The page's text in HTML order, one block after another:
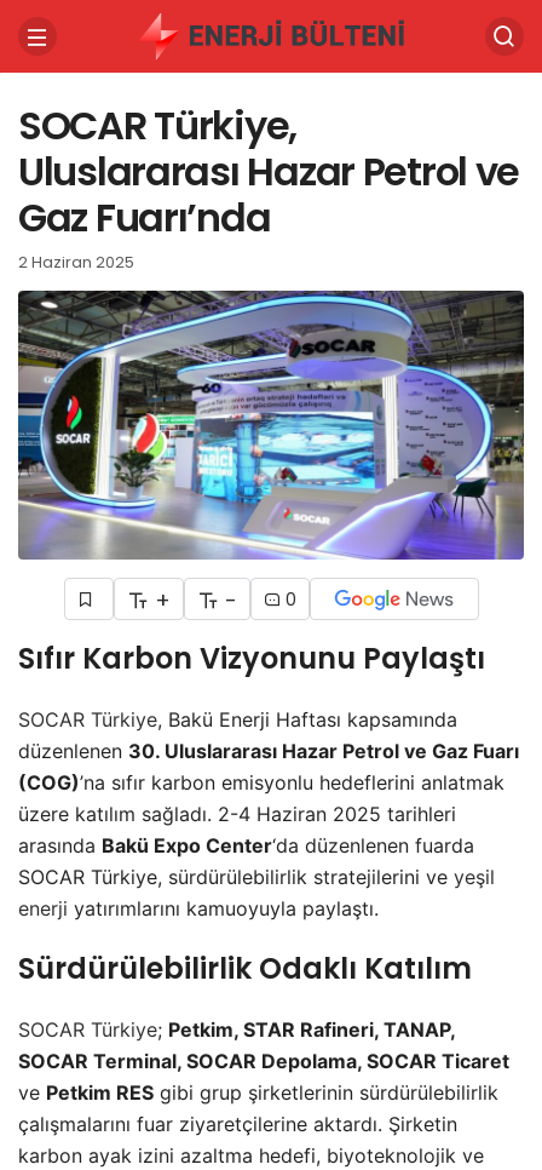
SOCAR Türkiye,
Uluslararası Hazar Petrol ve
Gaz Fuarı’nda
2 Haziran 2025
+ - 0
Sıfır Karbon Vizyonunu Paylaştı
SOCAR Türkiye, Bakü Enerji Haftası kapsamında
düzenlenen 30. Uluslararası Hazar Petrol ve Gaz Fuarı
(COG)’na sıfır karbon emisyonlu hedeflerini anlatmak
üzere katılım sağladı. 2-4 Haziran 2025 tarihleri
arasında Bakü Expo Center‘da düzenlenen fuarda
SOCAR Türkiye, sürdürülebilirlik stratejilerini ve yeşil
enerji yatırımlarını kamuoyuyla paylaştı.
Sürdürülebilirlik Odaklı Katılım
SOCAR Türkiye; Petkim, STAR Rafineri, TANAP,
SOCAR Terminal, SOCAR Depolama, SOCAR Ticaret
ve Petkim RES gibi grup şirketlerinin sürdürülebilirlik
çalışmalarını fuar ziyaretçilerine aktardı. Şirketin
karbon ayak izini azaltma hedefi, biyoteknolojik ve